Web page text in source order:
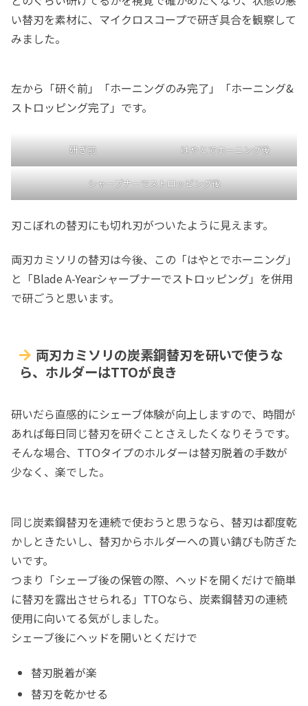
い替刃を素材に、マイクロスコープで研ぎ具合を観察して
みました。
左から「研ぐ前」「ホーニングのみ完了」「ホーニング&
ストロッピング完了」です。
研ぎ前 はやとでホーニング後
シャープナーでストロッピング後
刃こぼれの替刃にも切れ刃がついたように見えます。
両刃カミソリの替刃は今後、この「はやとでホーニング」
と「Blade A-Yearシャープナーでストロッピング」を併用
で研ごうと思います。
両刃カミソリの炭素鋼替刃を研いで使うな
ら、ホルダーはTTOが良き
研いだら直感的にシェーブ体験が向上しますので、時間が
あれば毎日同じ替刃を研ぐことさえしたくなりそうです。
そんな場合、TTOタイプのホルダーは替刃脱着の手数が
少なく、楽でした。
同じ炭素鋼替刃を連続で使おうと思うなら、替刃は都度乾
かしときたいし、替刃からホルダーへの貰い錆びも防ぎた
いです。
つまり「シェーブ後の保管の際、ヘッドを開くだけで簡単
に替刃を露出させられる」TTOなら、炭素鋼替刃の連続
使用に向いてる気がしました。
シェーブ後にヘッドを開いとくだけで
替刃脱着が楽
替刃を乾かせる